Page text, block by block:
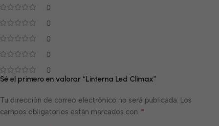
0
0
0
0
0
Sé el primero en valorar “Linterna Led Climax”
Tu dirección de correo electrónico no será publicada. Los
campos obligatorios están marcados con *